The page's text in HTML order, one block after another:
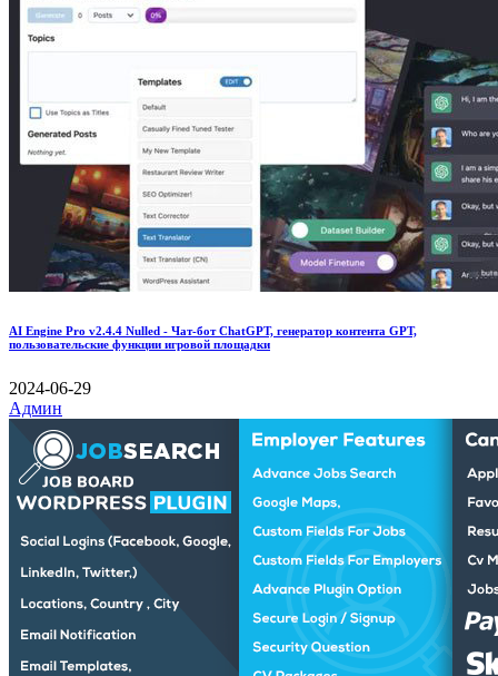
AI Engine Pro v2.4.4 Nulled - Чат-бот ChatGPT, генератор контента GPT,
пользовательские функции игровой площадки
2024-06-29
Админ